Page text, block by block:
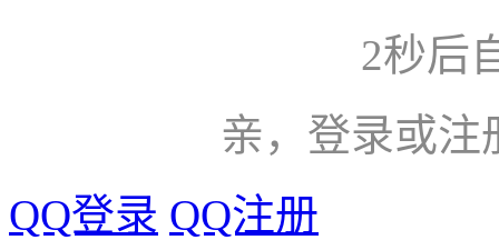
2秒后
亲，登录或注
QQ登录 QQ注册